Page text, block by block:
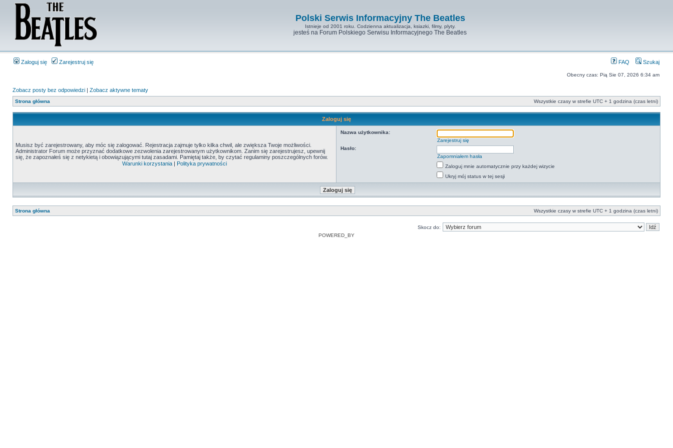
Polski Serwis Informacyjny The Beatles
Istnieje od 2001 roku. Codzienna aktualizacja, ksiazki, filmy, plyty.
jesteś na Forum Polskiego Serwisu Informacyjnego The Beatles
Zaloguj się Zarejestruj się FAQ Szukaj
Obecny czas: Pią Sie 07, 2026 6:34 am
Zobacz posty bez odpowiedzi | Zobacz aktywne tematy
Strona główna Wszystkie czasy w strefie UTC + 1 godzina (czas letni)
Zaloguj się
Musisz być zarejestrowany, aby móc się zalogować. Rejestracja zajmuje tylko kilka chwil, ale zwiększa Twoje możliwości.
Administrator Forum może przyznać dodatkowe zezwolenia zarejestrowanym użytkownikom. Zanim się zarejestrujesz, upewnij
się, że zapoznałeś się z netykietą i obowiązującymi tutaj zasadami. Pamiętaj także, by czytać regulaminy poszczególnych forów.
Warunki korzystania | Polityka prywatności
Nazwa użytkownika:
Zarejestruj się
Hasło:
Zapomniałem hasła
Zaloguj mnie automatycznie przy każdej wizycie
Ukryj mój status w tej sesji
Strona główna Wszystkie czasy w strefie UTC + 1 godzina (czas letni)
Skocz do:
POWERED_BY